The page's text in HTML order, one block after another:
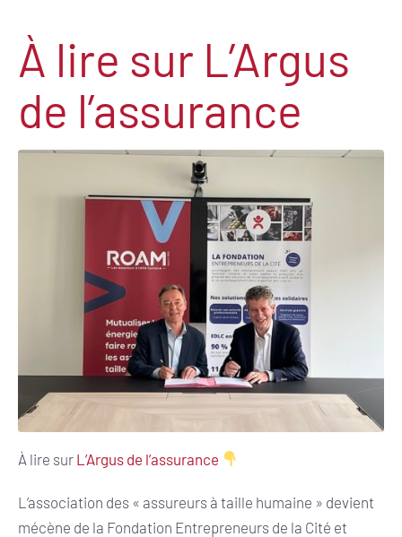
À lire sur L’Argus
de l’assurance
À lire sur L’Argus de l’assurance
L’association des « assureurs à taille humaine » devient
mécène de la Fondation Entrepreneurs de la Cité et